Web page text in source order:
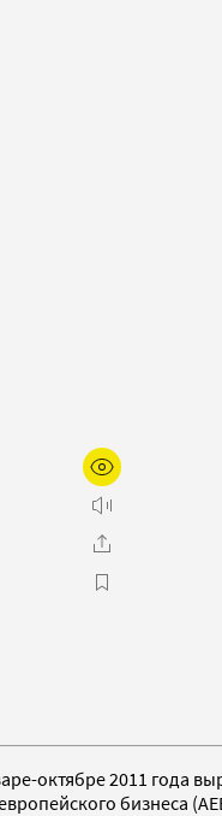
октябре 2011 года
бизнеса